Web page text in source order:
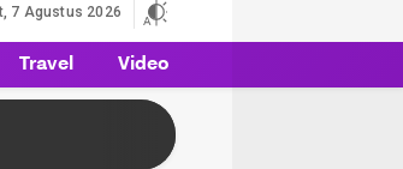
7 Agustus 2026
Travel Video